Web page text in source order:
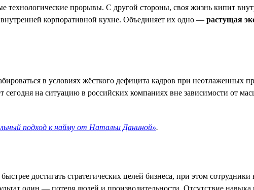
технологические прорывы. С другой стороны, своя жизнь кипит
корпоративной кухне. Объединяет их одно — растущая
в условиях жёсткого дефицита кадров при неотлаженных
на ситуацию в российских компаниях вне зависимости от
подход к найму от Натальи Даниной».
достигать стратегических целей бизнеса, при этом
один — потеря людей и производительности. Отсутствие